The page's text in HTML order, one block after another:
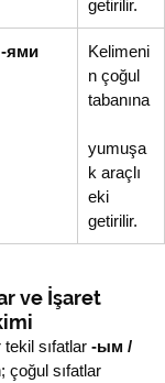
getirilir.
-ями
Kelimeni
n çoğul
tabanına
yumuşa
k araçlı
eki
getirilir.
ve İşaret
tekil sıfatlar -ым /
çoğul sıfatlar